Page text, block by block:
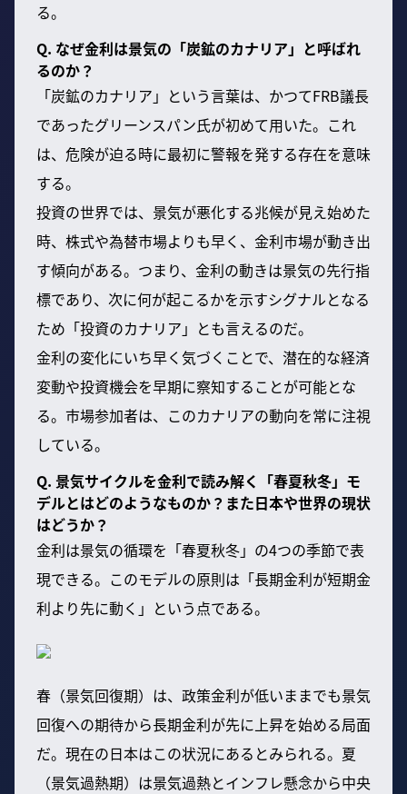
る。
Q. なぜ金利は景気の「炭鉱のカナリア」と呼ばれ
るのか？
「炭鉱のカナリア」という言葉は、かつてFRB議長
であったグリーンスパン氏が初めて用いた。これ
は、危険が迫る時に最初に警報を発する存在を意味
する。
投資の世界では、景気が悪化する兆候が見え始めた
時、株式や為替市場よりも早く、金利市場が動き出
す傾向がある。つまり、金利の動きは景気の先行指
標であり、次に何が起こるかを示すシグナルとなる
ため「投資のカナリア」とも言えるのだ。
金利の変化にいち早く気づくことで、潜在的な経済
変動や投資機会を早期に察知することが可能とな
る。市場参加者は、このカナリアの動向を常に注視
している。
Q. 景気サイクルを金利で読み解く「春夏秋冬」モ
デルとはどのようなものか？また日本や世界の現状
はどうか？
金利は景気の循環を「春夏秋冬」の4つの季節で表
現できる。このモデルの原則は「長期金利が短期金
利より先に動く」という点である。
春（景気回復期）は、政策金利が低いままでも景気
回復への期待から長期金利が先に上昇を始める局面
だ。現在の日本はこの状況にあるとみられる。夏
（景気過熱期）は景気過熱とインフレ懸念から中央